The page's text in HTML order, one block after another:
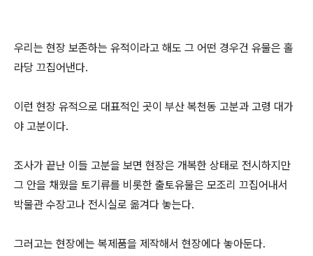
우리는 현장 보존하는 유적이라고 해도 그 어떤 경우건 유물은 홀
라당 끄집어낸다.
이런 현장 유적으로 대표적인 곳이 부산 복천동 고분과 고령 대가
야 고분이다.
조사가 끝난 이들 고분을 보면 현장은 개복한 상태로 전시하지만
그 안을 채웠을 토기류를 비롯한 출토유물은 모조리 끄집어내서
박물관 수장고나 전시실로 옮겨다 놓는다.
그러고는 현장에는 복제품을 제작해서 현장에다 놓아둔다.